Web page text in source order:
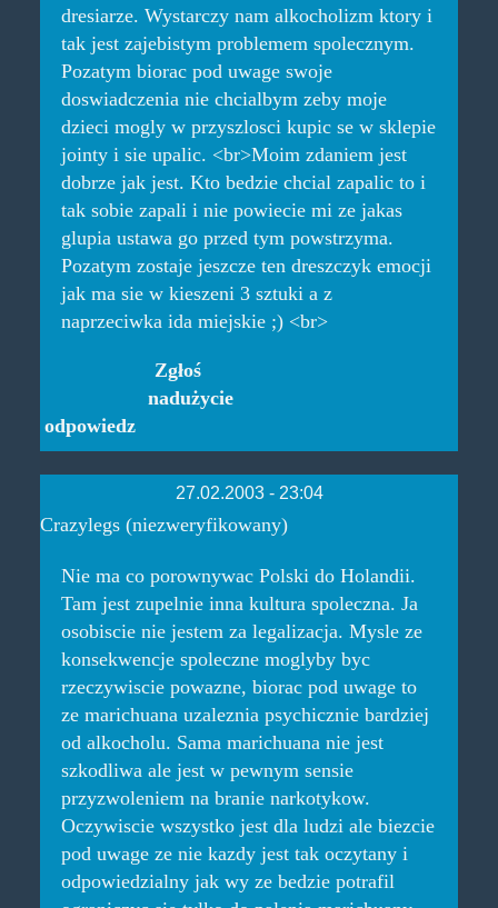
dresiarze. Wystarczy nam alkocholizm ktory i
tak jest zajebistym problemem spolecznym.
Pozatym biorac pod uwage swoje
doswiadczenia nie chcialbym zeby moje
dzieci mogly w przyszlosci kupic se w sklepie
jointy i sie upalic. <br>Moim zdaniem jest
dobrze jak jest. Kto bedzie chcial zapalic to i
tak sobie zapali i nie powiecie mi ze jakas
glupia ustawa go przed tym powstrzyma.
Pozatym zostaje jeszcze ten dreszczyk emocji
jak ma sie w kieszeni 3 sztuki a z
naprzeciwka ida miejskie ;) <br>
odpowiedz
Zgłoś
nadużycie
27.02.2003 - 23:04
Crazylegs (niezweryfikowany)
Nie ma co porownywac Polski do Holandii.
Tam jest zupelnie inna kultura spoleczna. Ja
osobiscie nie jestem za legalizacja. Mysle ze
konsekwencje spoleczne moglyby byc
rzeczywiscie powazne, biorac pod uwage to
ze marichuana uzaleznia psychicznie bardziej
od alkocholu. Sama marichuana nie jest
szkodliwa ale jest w pewnym sensie
przyzwoleniem na branie narkotykow.
Oczywiscie wszystko jest dla ludzi ale biezcie
pod uwage ze nie kazdy jest tak oczytany i
odpowiedzialny jak wy ze bedzie potrafil